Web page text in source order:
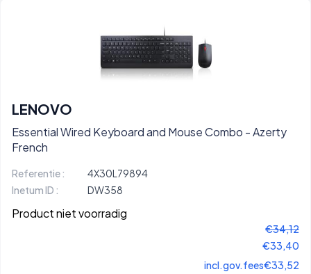
LENOVO
Essential Wired Keyboard and Mouse Combo - Azerty
French
Referentie :
4X30L79894
Inetum ID :
DW358
Product niet voorradig
€34,12
€33,40
incl.gov.fees€33,52